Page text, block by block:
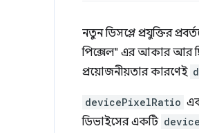
নতুন ডিসপ্লে প্রযুক্তির
পিক্সেল" এর আকার আর
প্রয়োজনীয়তার কারণেই
devicePixelRatio
ডিভাইসের একটি